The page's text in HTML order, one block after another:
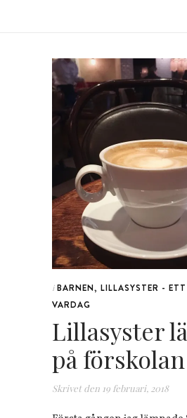
i BARNEN, LILLASYSTER -
VARDAG
Lillasyster
på förskolan
Skrivet den 19 februari, 2018